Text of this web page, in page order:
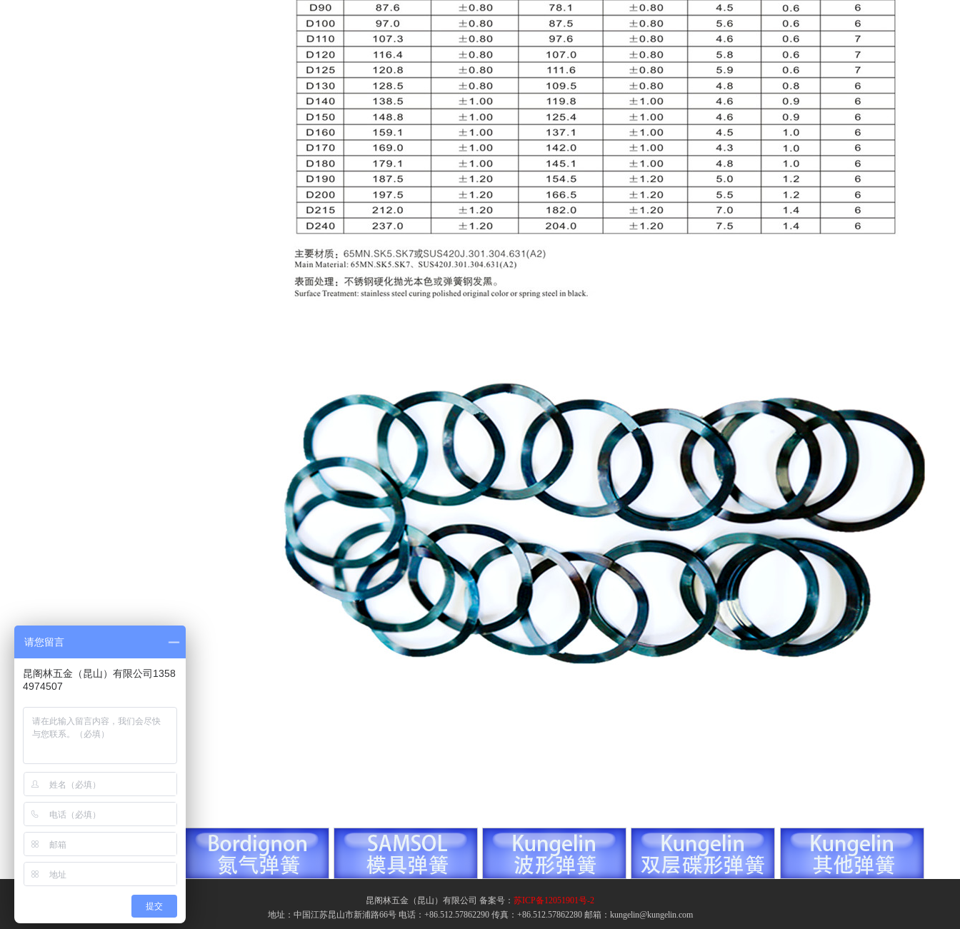
昆阁林五金（昆山）有限公司 备案号： 苏ICP备12051901号-2
地址：中国江苏昆山市新浦路66号 电话：+86.512.57862290 传真：+86.512.57862280 邮箱：kungelin@kungelin.com
请您留言
昆阁林五金（昆山）有限公司1358
4974507
提交